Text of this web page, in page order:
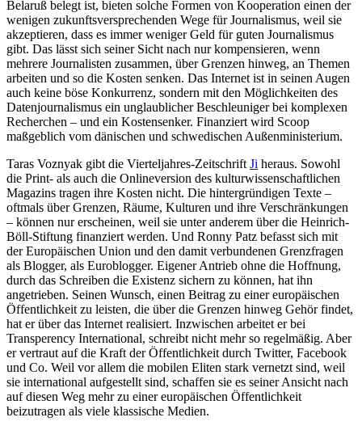
Belaruß belegt ist, bieten solche Formen von Kooperation einen der
wenigen zukunftsversprechenden Wege für Journalismus, weil sie
akzeptieren, dass es immer weniger Geld für guten Journalismus
gibt. Das lässt sich seiner Sicht nach nur kompensieren, wenn
mehrere Journalisten zusammen, über Grenzen hinweg, an Themen
arbeiten und so die Kosten senken. Das Internet ist in seinen Augen
auch keine böse Konkurrenz, sondern mit den Möglichkeiten des
Datenjournalismus ein unglaublicher Beschleuniger bei komplexen
Recherchen – und ein Kostensenker. Finanziert wird Scoop
maßgeblich vom dänischen und schwedischen Außenministerium.
Taras Voznyak gibt die Vierteljahres-Zeitschrift Ji heraus. Sowohl
die Print- als auch die Onlineversion des kulturwissenschaftlichen
Magazins tragen ihre Kosten nicht. Die hintergründigen Texte –
oftmals über Grenzen, Räume, Kulturen und ihre Verschränkungen
– können nur erscheinen, weil sie unter anderem über die Heinrich-
Böll-Stiftung finanziert werden. Und Ronny Patz befasst sich mit
der Europäischen Union und den damit verbundenen Grenzfragen
als Blogger, als Euroblogger. Eigener Antrieb ohne die Hoffnung,
durch das Schreiben die Existenz sichern zu können, hat ihn
angetrieben. Seinen Wunsch, einen Beitrag zu einer europäischen
Öffentlichkeit zu leisten, die über die Grenzen hinweg Gehör findet,
hat er über das Internet realisiert. Inzwischen arbeitet er bei
Transperency International, schreibt nicht mehr so regelmäßig. Aber
er vertraut auf die Kraft der Öffentlichkeit durch Twitter, Facebook
und Co. Weil vor allem die mobilen Eliten stark vernetzt sind, weil
sie international aufgestellt sind, schaffen sie es seiner Ansicht nach
auf diesen Weg mehr zu einer europäischen Öffentlichkeit
beizutragen als viele klassische Medien.